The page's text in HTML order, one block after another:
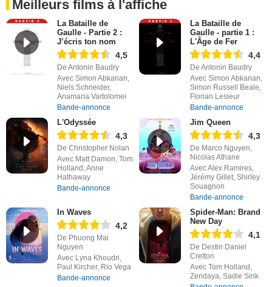
Meilleurs films à l'affiche
La Bataille de
Gaulle - Partie 2 :
J’écris ton nom
4,5
De Antonin Baudry
Avec Simon Abkarian,
Niels Schneider,
Anamaria Vartolomei
Bande-annonce
La Bataille de
Gaulle - partie 1 :
L'Âge de Fer
4,4
De Antonin Baudry
Avec Simon Abkarian,
Simon Russell Beale,
Florian Lesieur
Bande-annonce
L'Odyssée
4,3
De Christopher Nolan
Avec Matt Damon, Tom
Holland, Anne
Hathaway
Bande-annonce
Jim Queen
4,3
De Marco Nguyen,
Nicolas Athane
Avec Alex Ramires,
Jérémy Gillet, Shirley
Souagnon
Bande-annonce
In Waves
4,2
De Phuong Mai
Nguyen
Avec Lyna Khoudri,
Paul Kircher, Rio Vega
Bande-annonce
Spider-Man: Brand
New Day
4,1
De Destin Daniel
Cretton
Avec Tom Holland,
Zendaya, Sadie Sink